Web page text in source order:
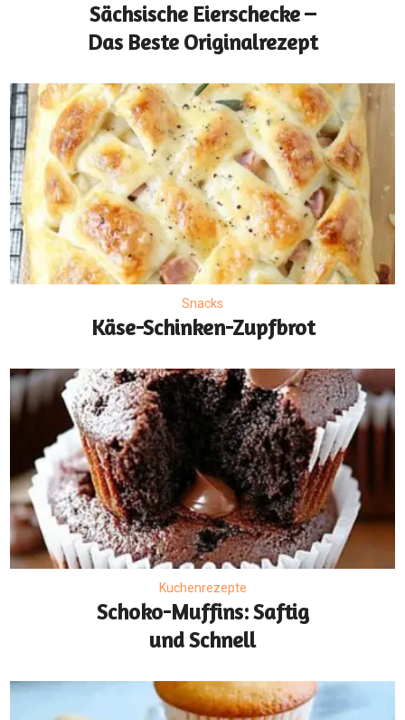
Sächsische Eierschecke –
Das Beste Originalrezept
Snacks
Käse-Schinken-Zupfbrot
Kuchenrezepte
Schoko-Muffins: Saftig
und Schnell